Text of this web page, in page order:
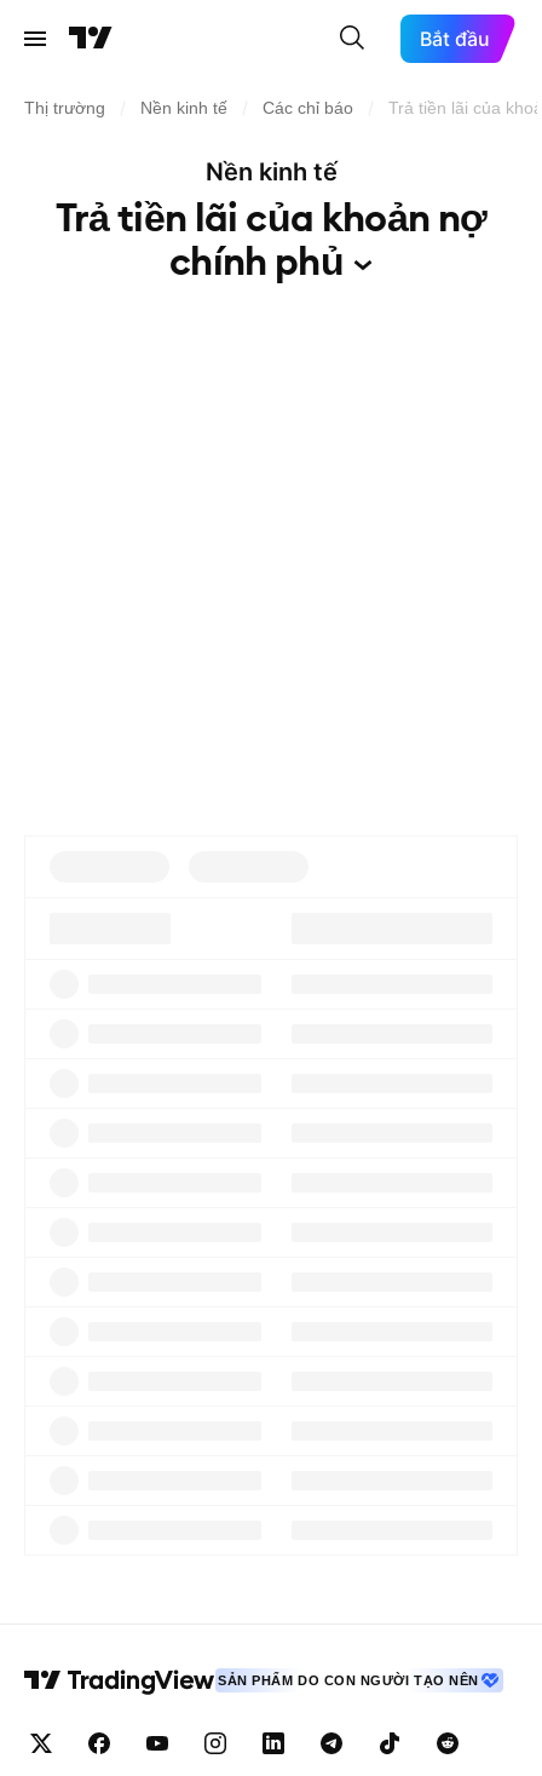
Bắt đầu
Thị trường Nền kinh tế Các chỉ báo Trả tiền lãi của
Nền kinh tế
Trả tiền lãi của khoản nợ
chính phủ
SẢN PHẨM DO CON NGƯỜI TẠO NÊN